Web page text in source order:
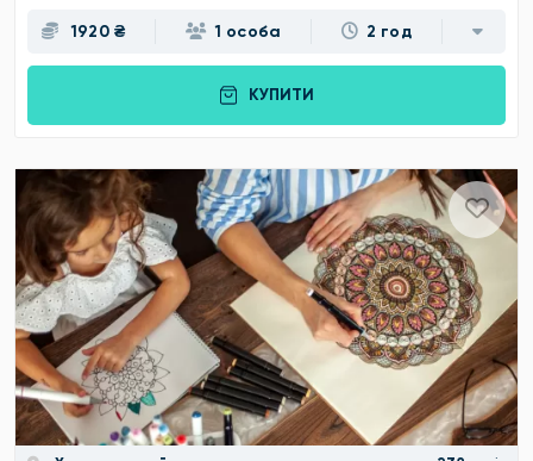
1920 ₴ 1 особа 2 год
КУПИТИ